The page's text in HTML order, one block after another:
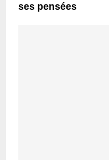
ses pensées